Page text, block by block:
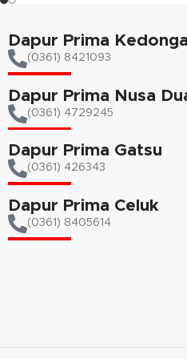
Dapur Prima
(0361) 8421093
Dapur Prima Nusa
(0361) 4729245
Dapur Prima Gatsu
(0361) 426343
Dapur Prima Celuk
(0361) 8405614